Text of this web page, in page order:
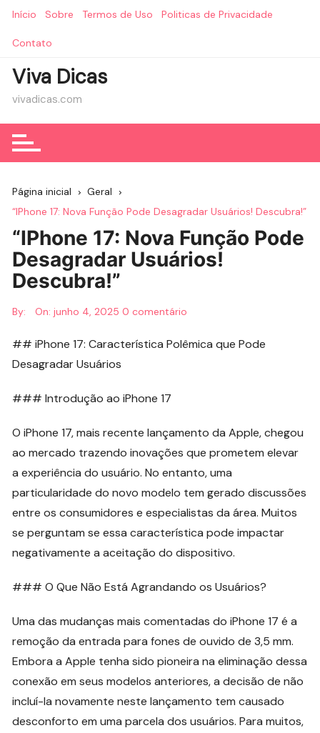
Início Sobre Termos de Uso Politicas de Privacidade
Contato
Viva Dicas
vivadicas.com
Página inicial
Geral
“IPhone 17: Nova Função Pode Desagradar Usuários! Descubra!”
“IPhone 17: Nova Função Pode
Desagradar Usuários!
Descubra!”
By: On:junho 4, 2025 0 comentário
## iPhone 17: Característica Polêmica que Pode
Desagradar Usuários
### Introdução ao iPhone 17
O iPhone 17, mais recente lançamento da Apple, chegou
ao mercado trazendo inovações que prometem elevar
a experiência do usuário. No entanto, uma
particularidade do novo modelo tem gerado discussões
entre os consumidores e especialistas da área. Muitos
se perguntam se essa característica pode impactar
negativamente a aceitação do dispositivo.
### O Que Não Está Agrandando os Usuários?
Uma das mudanças mais comentadas do iPhone 17 é a
remoção da entrada para fones de ouvido de 3,5 mm.
Embora a Apple tenha sido pioneira na eliminação dessa
conexão em seus modelos anteriores, a decisão de não
incluí-la novamente neste lançamento tem causado
desconforto em uma parcela dos usuários. Para muitos,